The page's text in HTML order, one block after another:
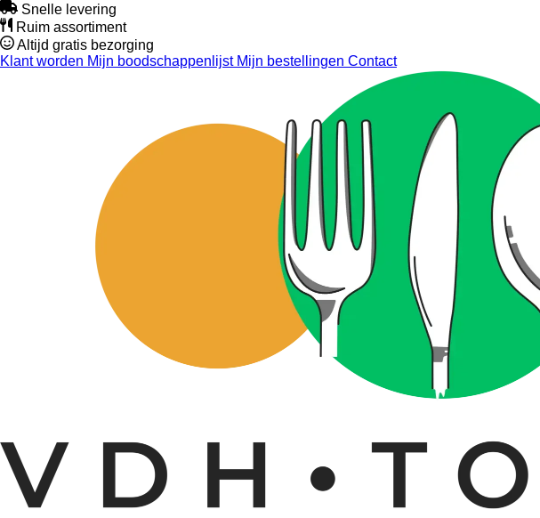
Snelle levering
Ruim assortiment
Altijd gratis bezorging
Klant worden Mijn boodschappenlijstMijn bestellingen Contact